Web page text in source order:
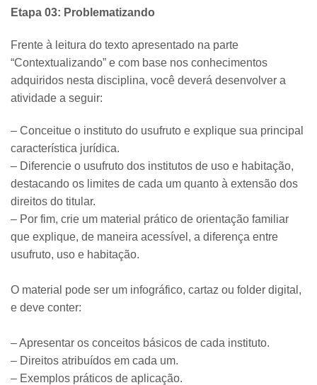
Etapa 03: Problematizando
Frente à leitura do texto apresentado na parte
“Contextualizando” e com base nos conhecimentos
adquiridos nesta disciplina, você deverá desenvolver a
atividade a seguir:
– Conceitue o instituto do usufruto e explique sua principal
característica jurídica.
– Diferencie o usufruto dos institutos de uso e habitação,
destacando os limites de cada um quanto à extensão dos
direitos do titular.
– Por fim, crie um material prático de orientação familiar
que explique, de maneira acessível, a diferença entre
usufruto, uso e habitação.
O material pode ser um infográfico, cartaz ou folder digital,
e deve conter:
– Apresentar os conceitos básicos de cada instituto.
– Direitos atribuídos em cada um.
– Exemplos práticos de aplicação.